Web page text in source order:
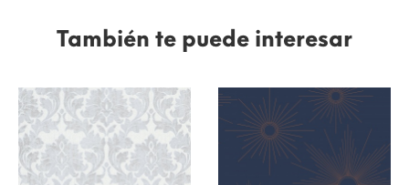
También te puede interesar